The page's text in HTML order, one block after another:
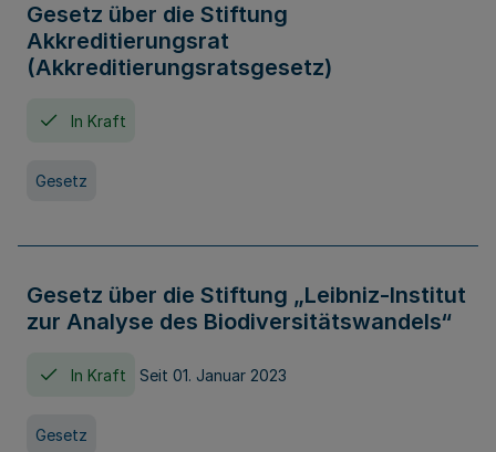
Gesetz über die Stiftung
Akkreditierungsrat
(Akkreditierungsratsgesetz)
In Kraft
Gesetz
Gesetz über die Stiftung „Leibniz-Institut
zur Analyse des Biodiversitätswandels“
In Kraft Seit 01. Januar 2023
Gesetz